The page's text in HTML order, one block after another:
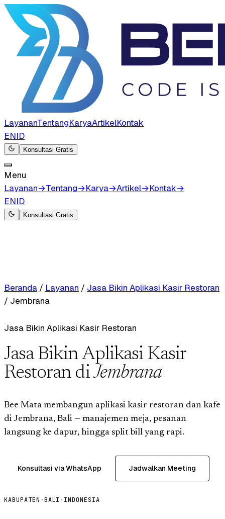
LayananTentangKaryaArtikelKontak
ENID
Konsultasi Gratis
Menu
Layanan→Tentang→Karya→Artikel→Kontak→
ENID
Konsultasi Gratis
Beranda / Layanan / Jasa Bikin Aplikasi Kasir Restoran
/ Jembrana
Jasa Bikin Aplikasi Kasir Restoran
Jasa Bikin Aplikasi Kasir
Restoran diJembrana
Bee Mata membangun aplikasi kasir restoran dan kafe
di Jembrana, Bali — manajemen meja, pesanan
langsung ke dapur, hingga split bill yang rapi.
Konsultasi via WhatsApp Jadwalkan Meeting
KABUPATEN ·BALI · INDONESIA